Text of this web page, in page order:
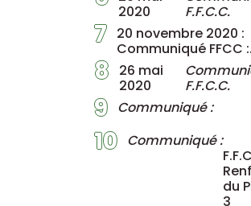
2020
F.F.C.C.
7 20 novembre 2020 :
Communiqué FFCC
8
26 mai
2020
F.F.C.C.
9 Communiqué :
10 Communiqué :
du
3